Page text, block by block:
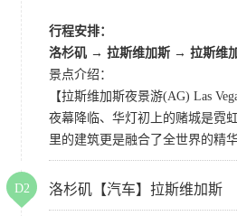
行程安排：
洛杉矶 → 拉斯维加斯 → 拉斯维
景点介绍：
【拉斯维加斯夜景游(AG) Las
夜幕降临、华灯初上的赌城是霓
里的建筑更是融合了全世界的精
D2 洛杉矶【汽车】拉斯维加斯